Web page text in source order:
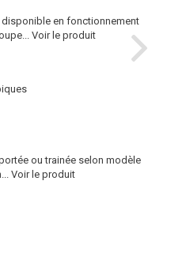
en fonctionnement
Voir le produit
ou trainée selon modèle
Voir le produit